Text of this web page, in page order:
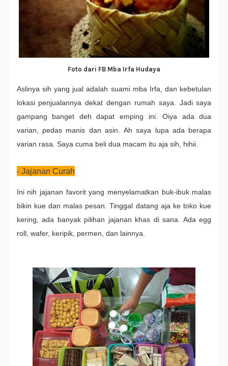
Foto dari FB Mba Irfa Hudaya
Aslinya sih yang jual adalah suami mba Irfa, dan kebetulan
lokasi penjualannya dekat dengan rumah saya. Jadi saya
gampang banget deh dapat emping ini. Oiya ada dua
varian, pedas manis dan asin. Ah saya lupa ada berapa
varian rasa. Saya cuma beli dua macam itu aja sih, hihii.
- Jajanan Curah
Ini nih jajanan favorit yang menyelamatkan buk-ibuk malas
bikin kue dan malas pesan. Tinggal datang aja ke toko kue
kering, ada banyak pilihan jajanan khas di sana. Ada egg
roll, wafer, keripik, permen, dan lainnya.